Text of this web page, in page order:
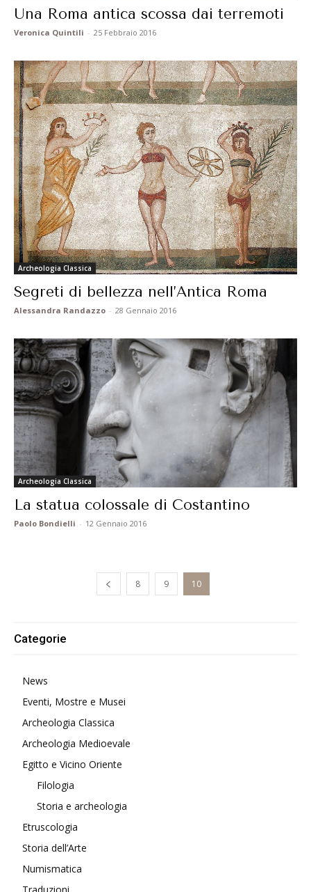
Una Roma antica scossa dai terremoti
Veronica Quintili - 25 Febbraio 2016
Archeologia Classica
Segreti di bellezza nell’Antica Roma
Alessandra Randazzo - 28 Gennaio 2016
Archeologia Classica
La statua colossale di Costantino
Paolo Bondielli - 12 Gennaio 2016
8 9 10
Categorie
News
Eventi, Mostre e Musei
Archeologia Classica
Archeologia Medioevale
Egitto e Vicino Oriente
Filologia
Storia e archeologia
Etruscologia
Storia dell’Arte
Numismatica